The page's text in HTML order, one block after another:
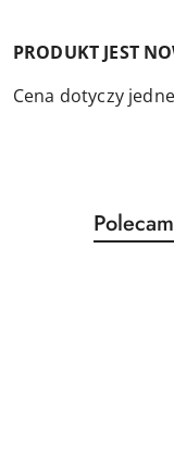
PRODUKT JEST
Cena dotyczy
Pomiń
o